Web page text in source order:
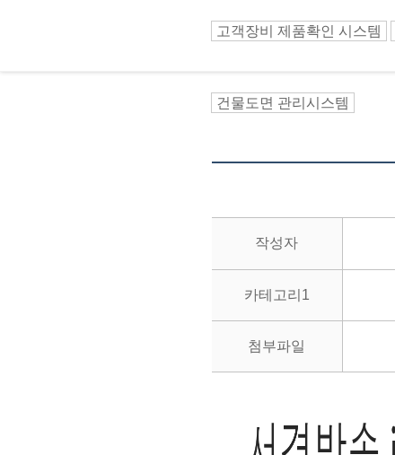
고객장비 제품확인 시스템
건물도면 관리시스템
작성자
카테고리1
첨부파일